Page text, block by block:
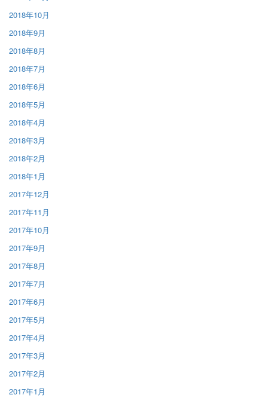
2018年10月
2018年9月
2018年8月
2018年7月
2018年6月
2018年5月
2018年4月
2018年3月
2018年2月
2018年1月
2017年12月
2017年11月
2017年10月
2017年9月
2017年8月
2017年7月
2017年6月
2017年5月
2017年4月
2017年3月
2017年2月
2017年1月